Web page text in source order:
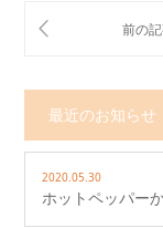
最近のお知らせ
2020.05.30
ホットペッパー